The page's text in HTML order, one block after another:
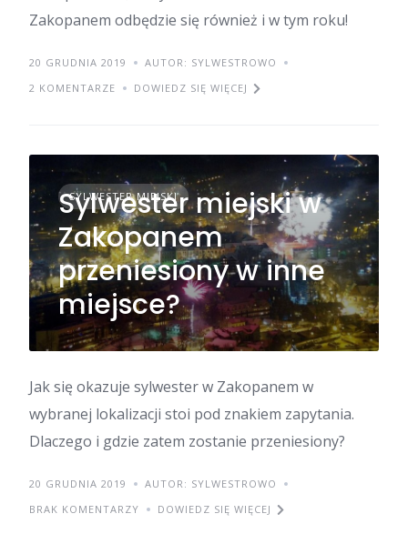
Zakopanem odbędzie się również i w tym roku!
20 GRUDNIA 2019
AUTOR: SYLWESTROWO
2 KOMENTARZE
DOWIEDZ SIĘ WIĘCEJ
SYLWESTER MIEJSKI
Sylwester miejski w
Zakopanem
przeniesiony w inne
miejsce?
Jak się okazuje sylwester w Zakopanem w
wybranej lokalizacji stoi pod znakiem zapytania.
Dlaczego i gdzie zatem zostanie przeniesiony?
20 GRUDNIA 2019
AUTOR: SYLWESTROWO
BRAK KOMENTARZY
DOWIEDZ SIĘ WIĘCEJ